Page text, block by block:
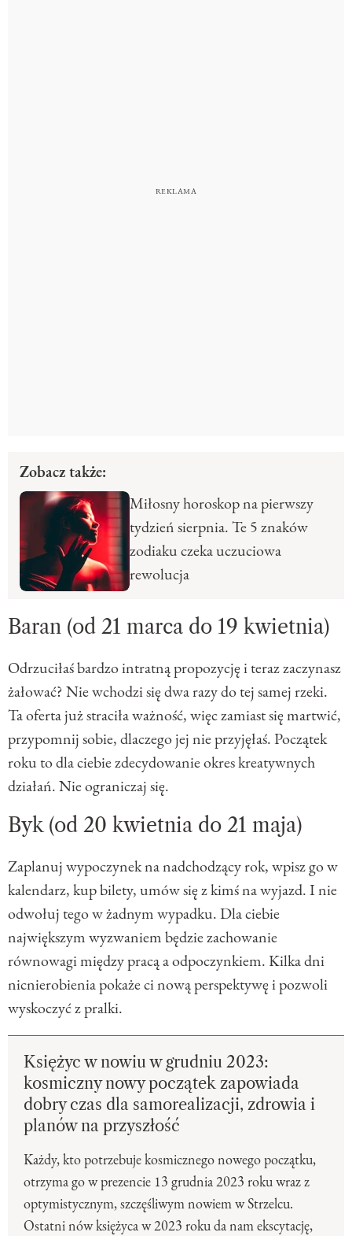
Zobacz także:
Miłosny horoskop na pierwszy
tydzień sierpnia. Te 5 znaków
zodiaku czeka uczuciowa
rewolucja
Baran (od 21 marca do 19 kwietnia)
Odrzuciłaś bardzo intratną propozycję i teraz zaczynasz
żałować? Nie wchodzi się dwa razy do tej samej rzeki.
Ta oferta już straciła ważność, więc zamiast się martwić,
przypomnij sobie, dlaczego jej nie przyjęłaś. Początek
roku to dla ciebie zdecydowanie okres kreatywnych
działań. Nie ograniczaj się.
Byk (od 20 kwietnia do 21 maja)
Zaplanuj wypoczynek na nadchodzący rok, wpisz go w
kalendarz, kup bilety, umów się z kimś na wyjazd. I nie
odwołuj tego w żadnym wypadku. Dla ciebie
największym wyzwaniem będzie zachowanie
równowagi między pracą a odpoczynkiem. Kilka dni
nicnierobienia pokaże ci nową perspektywę i pozwoli
wyskoczyć z pralki.
Księżyc w nowiu w grudniu 2023:
kosmiczny nowy początek zapowiada
dobry czas dla samorealizacji, zdrowia i
planów na przyszłość
Każdy, kto potrzebuje kosmicznego nowego początku,
otrzyma go w prezencie 13 grudnia 2023 roku wraz z
optymistycznym, szczęśliwym nowiem w Strzelcu.
Ostatni nów księżyca w 2023 roku da nam ekscytację,